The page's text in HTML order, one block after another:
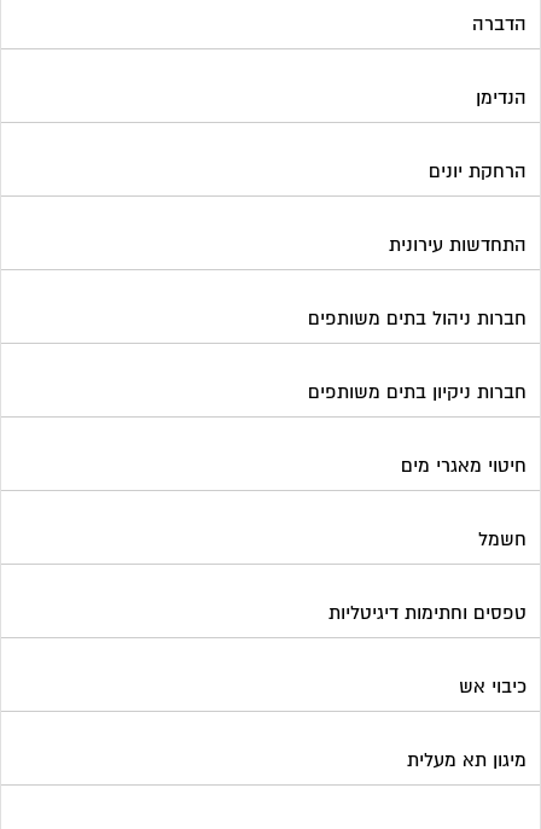
הדברה
הנדימן
הרחקת יונים
התחדשות עירונית
חברות ניהול בתים משותפים
חברות ניקיון בתים משותפים
חיטוי מאגרי מים
חשמל
טפסים וחתימות דיגיטליות
כיבוי אש
מיגון תא מעלית